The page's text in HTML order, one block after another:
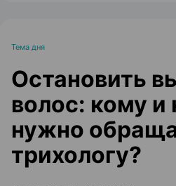
Тема дня
Остановить
волос: кому и
нужно
трихологу?